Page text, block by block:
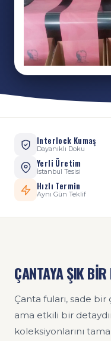
Interlock Kumaş
Dayanıklı Doku
Yerli Üretim
İstanbul Tesisi
Hızlı Termin
Aynı Gün Teklif
ÇANTAYA ŞIK BİR
Çanta fuları, sade
ama etkili bir
koleksiyonlarını